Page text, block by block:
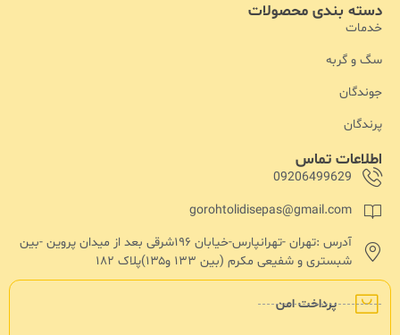
پرداخت امن
اطلاعات تماس
09206499629
gorohtolidisepas@gmail.com
آدرس :تهران -تهرانپارس-خیابان ۱۹۶شرقی بعد از میدان پروین -بین
شبستری و شفیعی مکرم (بین ۱۳۳ و۱۳۵)پلاک ۱۸۲
دسته بندی محصولات
خدمات
سگ و گربه
جوندگان
پرندگان